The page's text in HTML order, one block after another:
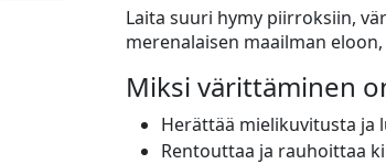
Laita suuri hymy piirroksiin,
merenalaisen maailman
Miksi värittäminen
Herättää mielikuvitusta ja
Rentouttaa ja rauhoittaa